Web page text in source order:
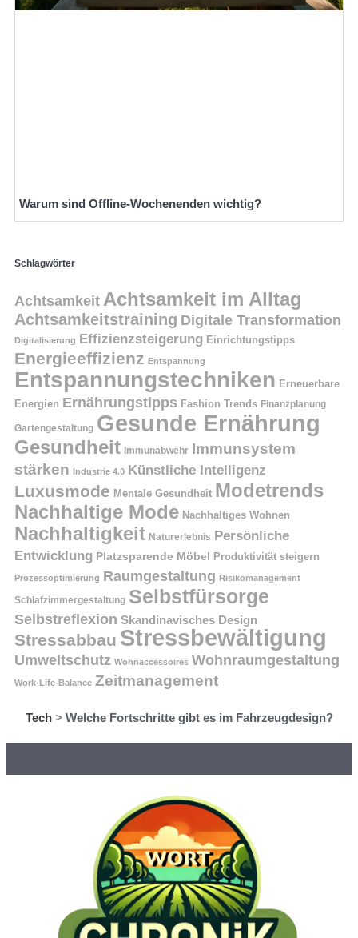
Warum sind Offline-Wochenenden wichtig?
Schlagwörter
Achtsamkeit Achtsamkeit im Alltag
Achtsamkeitstraining Digitale Transformation
Digitalisierung Effizienzsteigerung Einrichtungstipps
Energieeffizienz Entspannung
Entspannungstechniken Erneuerbare
Energien Ernährungstipps Fashion Trends Finanzplanung
Gartengestaltung Gesunde Ernährung
Gesundheit Immunabwehr Immunsystem
stärken Industrie 4.0 Künstliche Intelligenz
Luxusmode Mentale Gesundheit Modetrends
Nachhaltige Mode Nachhaltiges Wohnen
Nachhaltigkeit Naturerlebnis Persönliche
Entwicklung Platzsparende Möbel Produktivität steigern
Prozessoptimierung Raumgestaltung Risikomanagement
Schlafzimmergestaltung Selbstfürsorge
Selbstreflexion Skandinavisches Design
Stressabbau Stressbewältigung
Umweltschutz Wohnaccessoires Wohnraumgestaltung
Work-Life-Balance Zeitmanagement
Tech> Welche Fortschritte gibt es im Fahrzeugdesign?